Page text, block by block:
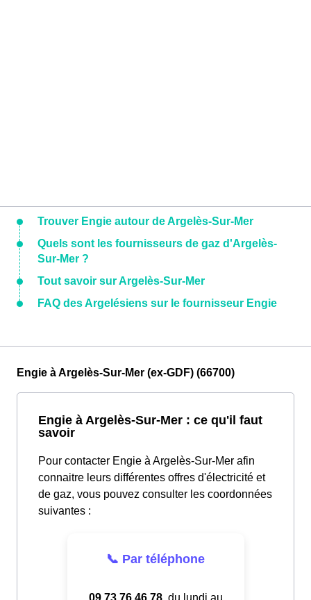
Trouver Engie autour de Argelès-Sur-Mer
Quels sont les fournisseurs de gaz d'Argelès-
Sur-Mer ?
Tout savoir sur Argelès-Sur-Mer
FAQ des Argelésiens sur le fournisseur Engie
Engie à Argelès-Sur-Mer (ex-GDF) (66700)
Engie à Argelès-Sur-Mer : ce qu'il faut
savoir
Pour contacter Engie à Argelès-Sur-Mer afin
connaitre leurs différentes offres d'électricité et
de gaz, vous pouvez consulter les coordonnées
suivantes :
📞 Par téléphone
09.73.76.46.78, du lundi au